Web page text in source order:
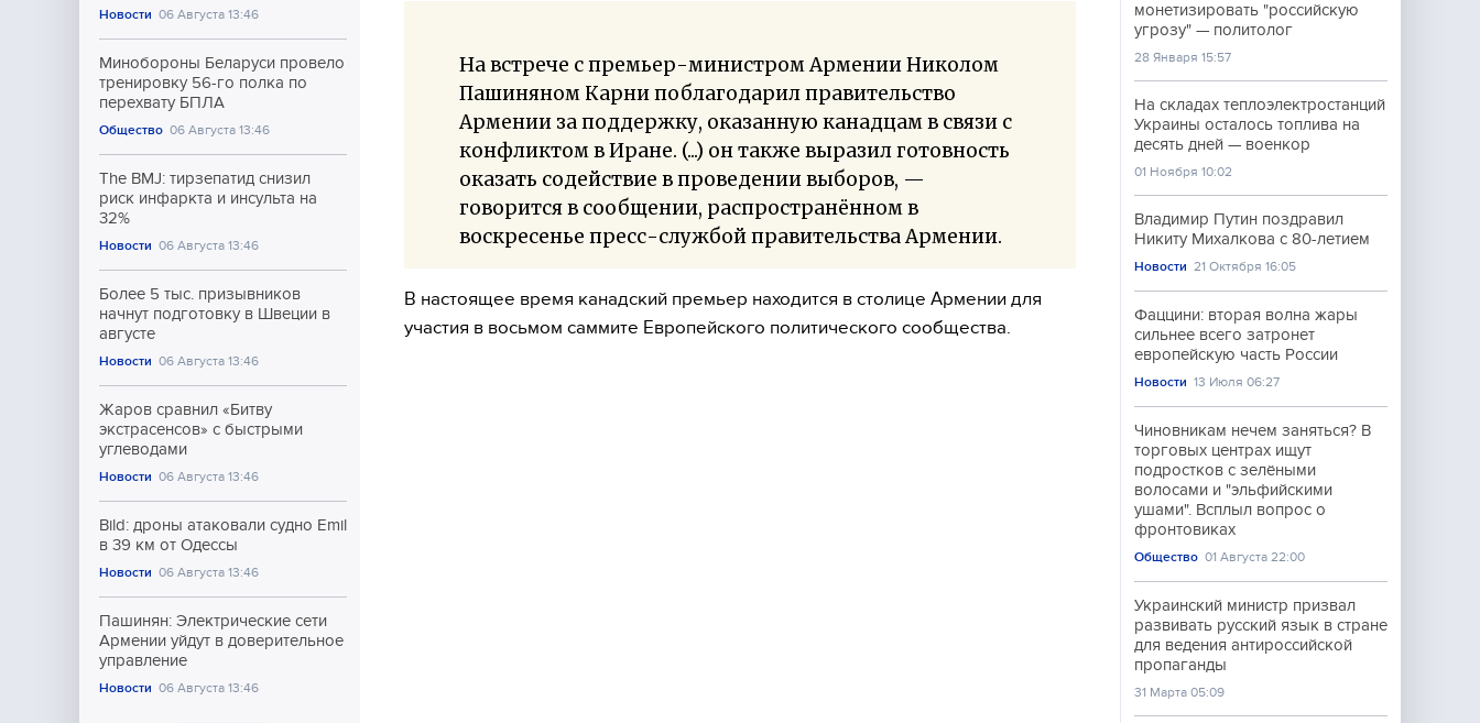
Новости 06 Августа 13:46
Минобороны Беларуси провело
тренировку 56-го полка по
перехвату БПЛА
Общество 06 Августа 13:46
The BMJ: тирзепатид снизил
риск инфаркта и инсульта на
32%
Новости 06 Августа 13:46
Более 5 тыс. призывников
начнут подготовку в Швеции в
августе
Новости 06 Августа 13:46
Жаров сравнил «Битву
экстрасенсов» с быстрыми
углеводами
Новости 06 Августа 13:46
Bild: дроны атаковали судно Emil
в 39 км от Одессы
Новости 06 Августа 13:46
Пашинян: Электрические сети
Армении уйдут в доверительное
управление
Новости 06 Августа 13:46
На встрече с премьер-министром Армении Николом
Пашиняном Карни поблагодарил правительство
Армении за поддержку, оказанную канадцам в связи с
конфликтом в Иране. (...) он также выразил готовность
оказать содействие в проведении выборов, —
говорится в сообщении, распространённом в
воскресенье пресс-службой правительства Армении.
В настоящее время канадский премьер находится в столице Армении для
участия в восьмом саммите Европейского политического сообщества.
монетизировать "российскую
угрозу" — политолог
28 Января 15:57
На складах теплоэлектростанций
Украины осталось топлива на
десять дней — военкор
01 Ноября 10:02
Владимир Путин поздравил
Никиту Михалкова с 80-летием
Новости 21 Октября 16:05
Фаццини: вторая волна жары
сильнее всего затронет
европейскую часть России
Новости 13 Июля 06:27
Чиновникам нечем заняться? В
торговых центрах ищут
подростков с зелёными
волосами и "эльфийскими
ушами". Всплыл вопрос о
фронтовиках
Общество 01 Августа 22:00
Украинский министр призвал
развивать русский язык в стране
для ведения антироссийской
пропаганды
31 Марта 05:09